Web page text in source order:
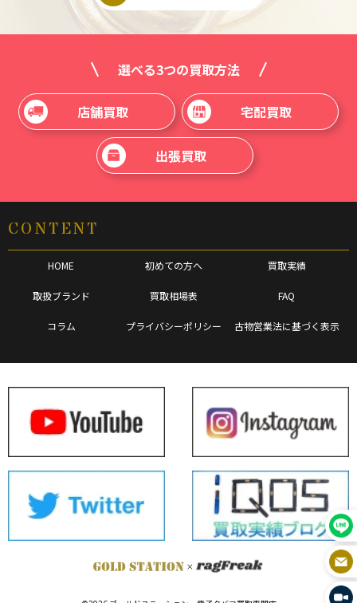
選べる3つの買取方法
店舗買取 宅配買取
出張買取
CONTENT
HOME 初めての方へ 買取実績
取扱ブランド 買取相場表 FAQ
コラム プライバシーポリシー 古物営業法に基づく表示